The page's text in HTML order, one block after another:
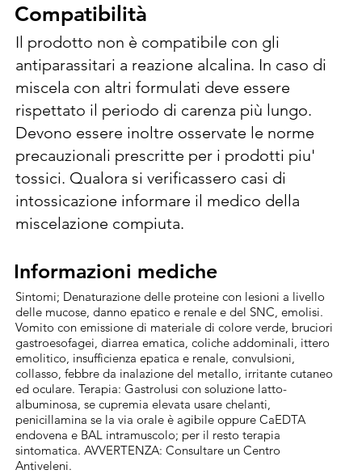
efficacia fungicida e battericida ed una
sensibile riduzione delle dosi unitarie di
rame con conseguenti vantaggi anche sotto
il profilo dell’impatto ambientale. Efficace
contro Mal dello Stacco (Cytospora
corylicola), attività collaterale contro Necrosi
batterica (Xantomonas campestris pv.
Corylina), Cancro batterico (Pseudonomas
syringae pv. Avellanae). Trattamenti autunno
invernali. 175-185 g/hl (1,75-1,85 Kg/ha).
Massimo 2 applicazioni per ciclo colturale.
Le dosi sopra indicate si riferiscono a
trattamenti effettuati con pompe a volume
normale (1000-1500 l/ha). Nel caso di
trattementi a volume ridotto, adeguare le
concentrazioni per mantenere costante la
dose per ettaro.
Compatibilità
Compatibilità
Il prodotto non è compatibile con gli
antiparassitari a reazione alcalina. In caso di
miscela con altri formulati deve essere
rispettato il periodo di carenza più lungo.
Devono essere inoltre osservate le norme
precauzionali prescritte per i prodotti piu'
tossici. Qualora si verificassero casi di
intossicazione informare il medico della
miscelazione compiuta.
Informazioni mediche
Informazioni mediche
Sintomi; Denaturazione delle proteine con lesioni a livello
delle mucose, danno epatico e renale e del SNC, emolisi.
Vomito con emissione di materiale di colore verde, bruciori
gastroesofagei, diarrea ematica, coliche addominali, ittero
emolitico, insufficienza epatica e renale, convulsioni,
collasso, febbre da inalazione del metallo, irritante cutaneo
ed oculare. Terapia: Gastrolusi con soluzione latto-
albuminosa, se cupremia elevata usare chelanti,
penicillamina se la via orale è agibile oppure CaEDTA
endovena e BAL intramuscolo; per il resto terapia
sintomatica. AVVERTENZA: Consultare un Centro
Antiveleni.